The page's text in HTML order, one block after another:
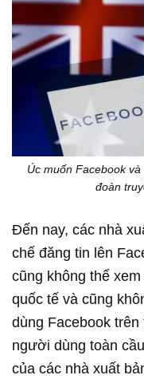
Úc muốn Facebook
đoàn
Đến nay, các nhà
chế đăng tin lên
cũng không thể
quốc tế và cũng
dùng Facebook
người dùng toàn
của các nhà xuất